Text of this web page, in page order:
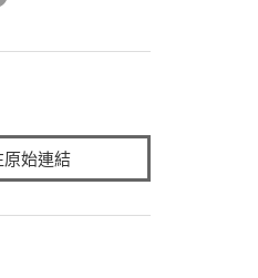
始連結